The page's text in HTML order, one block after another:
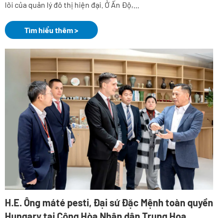
lõi của quản lý đô thị hiện đại. Ở Ấn Độ,...
Tìm hiểu thêm >
H.E. Ông máté pesti, Đại sứ Đặc Mệnh toàn quyền